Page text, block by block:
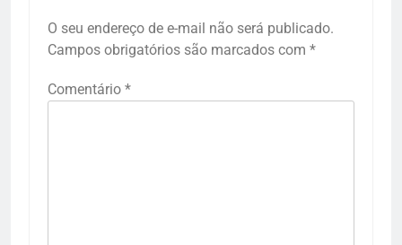
O seu endereço de e-mail não será publicado.
Campos obrigatórios são marcados com *
Comentário *